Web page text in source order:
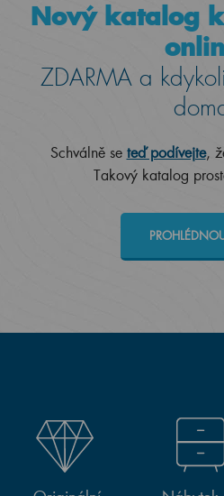
Nový katalog
ZDARMA a
Schválně se teď podívejte,
Takový katalog